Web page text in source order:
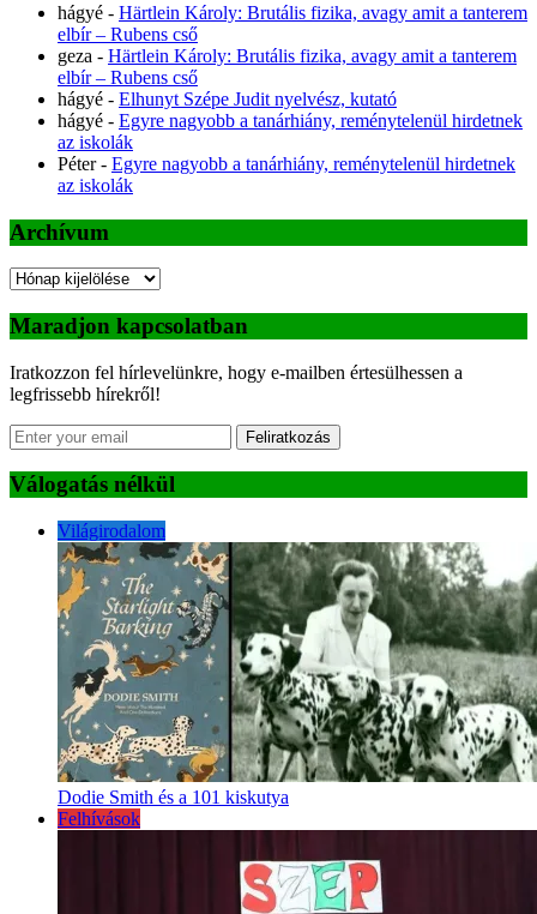
hágyé - Härtlein Károly: Brutális fizika, avagy amit a tanterem
elbír – Rubens cső
geza - Härtlein Károly: Brutális fizika, avagy amit a tanterem
elbír – Rubens cső
hágyé - Elhunyt Szépe Judit nyelvész, kutató
hágyé - Egyre nagyobb a tanárhiány, reménytelenül hirdetnek
az iskolák
Péter- Egyre nagyobb a tanárhiány, reménytelenül hirdetnek
az iskolák
Archívum
Archívum
Maradjon kapcsolatban
Iratkozzon fel hírlevelünkre, hogy e-mailben értesülhessen a
legfrissebb hírekről!
Feliratkozás
Válogatás nélkül
Világirodalom
Dodie Smith és a 101 kiskutya
Felhívások